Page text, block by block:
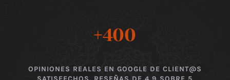
+400
OPINIONES REALES EN GOOGLE DE CLIENT@S